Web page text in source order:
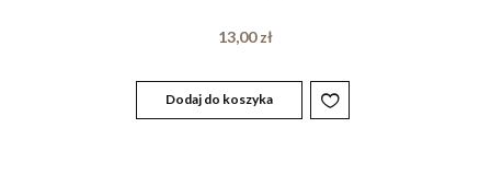
13,00zł
Dodaj do koszyka